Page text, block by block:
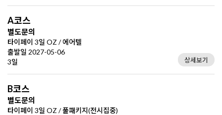
A코스
별도문의
타이페이 3일 OZ / 에어텔
출발일 2027-05-06
3일
상세보기
B코스
별도문의
타이페이 3일 OZ / 풀패키지(전시집중)